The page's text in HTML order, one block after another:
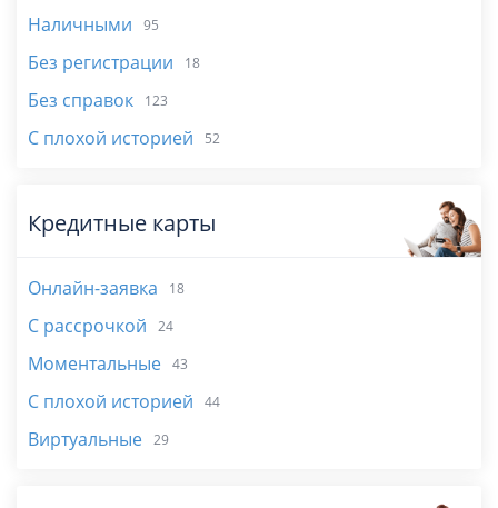
Наличными 95
Без регистрации 18
Без справок 123
С плохой историей 52
Кредитные карты
Онлайн-заявка 18
С рассрочкой 24
Моментальные 43
С плохой историей 44
Виртуальные 29